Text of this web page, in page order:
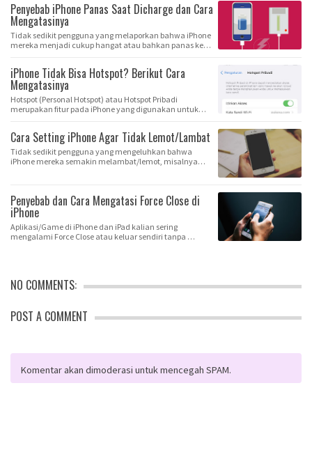
Penyebab iPhone Panas Saat Dicharge dan Cara
Mengatasinya
Tidak sedikit pengguna yang melaporkan bahwa iPhone
mereka menjadi cukup hangat atau bahkan panas ke…
iPhone Tidak Bisa Hotspot? Berikut Cara
Mengatasinya
Hotspot (Personal Hotspot) atau Hotspot Pribadi
merupakan fitur pada iPhone yang digunakan untuk
Cara Setting iPhone Agar Tidak Lemot/Lambat
Tidak sedikit pengguna yang mengeluhkan bahwa
iPhone mereka semakin melambat/lemot, misalnya
Penyebab dan Cara Mengatasi Force Close di
iPhone
Aplikasi/Game di iPhone dan iPad kalian sering
mengalami Force Close atau keluar sendiri tanpa …
NO COMMENTS:
POST A COMMENT
Komentar akan dimoderasi untuk mencegah SPAM.